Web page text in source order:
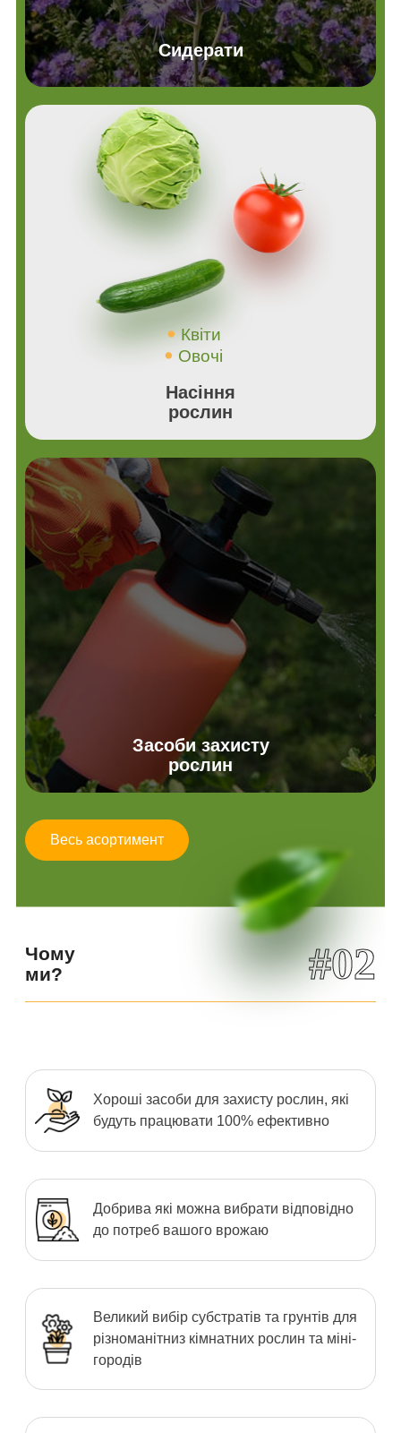
Сидерати
Квіти
Овочі
Насіння
рослин
Засоби захисту
рослин
Весь асортимент
Чому
ми?
#02
Хороші засоби для захисту рослин, які
будуть працювати 100% ефективно
Добрива які можна вибрати відповідно
до потреб вашого врожаю
Великий вибір субстратів та грунтів для
різноманітниз кімнатних рослин та міні-
городів